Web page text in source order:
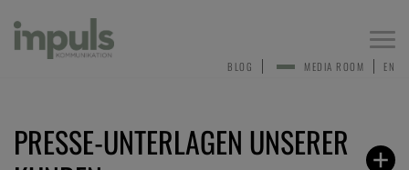
EN
MEDIA ROOM
BLOG
PRESSE-UNTERLAGEN UNSERER